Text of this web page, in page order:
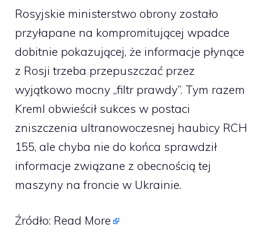
Rosyjskie ministerstwo obrony zostało
przyłapane na kompromitującej wpadce
dobitnie pokazującej, że informacje płynące
z Rosji trzeba przepuszczać przez
wyjątkowo mocny „filtr prawdy”. Tym razem
Kreml obwieścił sukces w postaci
zniszczenia ultranowoczesnej haubicy RCH
155, ale chyba nie do końca sprawdził
informacje związane z obecnością tej
maszyny na froncie w Ukrainie.
Źródło: Read More